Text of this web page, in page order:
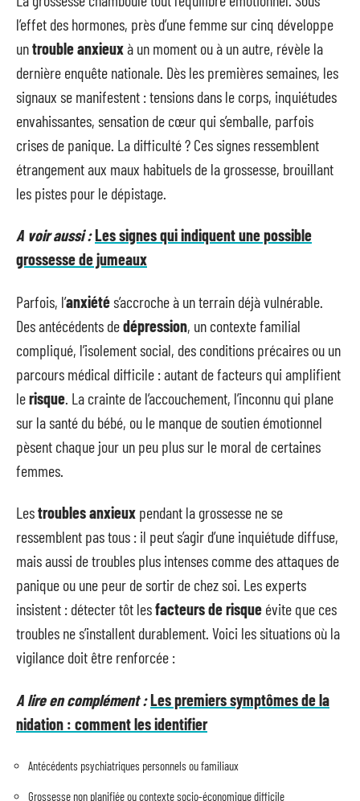
l’effet des hormones, près d’une femme sur cinq développe
untrouble anxieuxà un moment ou à un autre, révèle la
dernière enquête nationale. Dès les premières semaines, les
signaux se manifestent : tensions dans le corps, inquiétudes
envahissantes, sensation de cœur qui s’emballe, parfois
crises de panique. La difficulté ? Ces signes ressemblent
étrangement aux maux habituels de la grossesse, brouillant
les pistes pour le dépistage.
A voir aussi :Les signes qui indiquent une possible
grossesse de jumeaux
Parfois, l’anxiétés’accroche à un terrain déjà vulnérable.
Des antécédents dedépression, un contexte familial
compliqué, l’isolement social, des conditions précaires ou un
parcours médical difficile : autant de facteurs qui amplifient
lerisque . La crainte de l’accouchement, l’inconnu qui plane
sur la santé du bébé, ou le manque de soutien émotionnel
pèsent chaque jour un peu plus sur le moral de certaines
femmes.
Lestroubles anxieux pendant la grossesse ne se
ressemblent pas tous : il peut s’agir d’une inquiétude diffuse,
mais aussi de troubles plus intenses comme des attaques de
panique ou une peur de sortir de chez soi. Les experts
insistent : détecter tôt lesfacteurs de risque évite que ces
troubles ne s’installent durablement. Voici les situations où la
vigilance doit être renforcée :
A lire en complément :Les premiers symptômes de la
nidation : comment les identifier
Antécédents psychiatriques personnels ou familiaux
Grossesse non planifiée ou contexte socio-économique difficile